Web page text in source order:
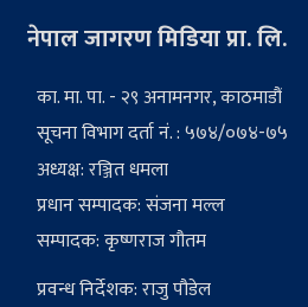
नेपाल जागरण मिडिया प्रा. लि.
का. मा. पा. - २९ अनामनगर, काठमाडौं
सूचना विभाग दर्ता नं. : ५७४/०७४-७५
अध्यक्ष: रञ्जित धमला
प्रधान सम्पादक: संजना मल्ल
सम्पादक: कृष्णराज गौतम
प्रवन्ध निर्देशक: राजु पौडेल